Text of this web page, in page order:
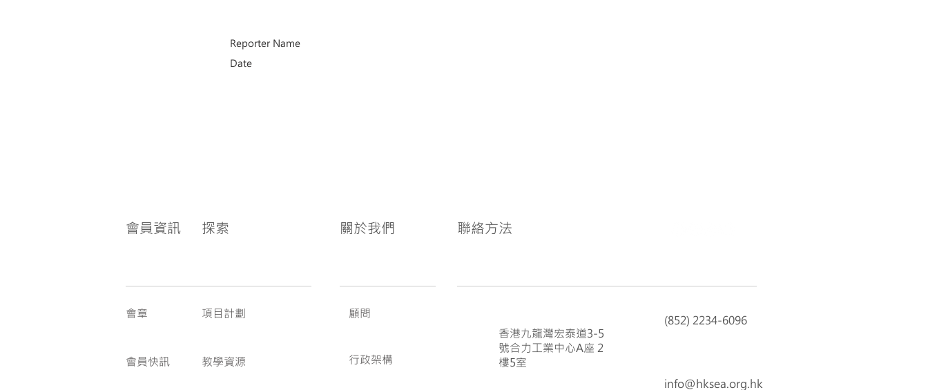
Reporter Name
Date
會員資訊 探索 關於我們 聯絡方法
會章
會員快訊
項目計劃
教學資源
顧問
行政架構
香港九龍灣宏泰道3-5
號合力工業中心A座 2
樓5室
(852) 2234-6096
info@hksea.org.hk